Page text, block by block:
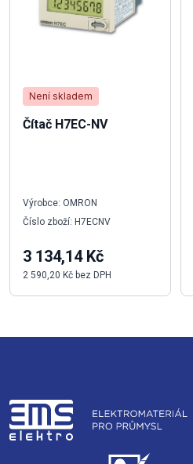
Není skladem
Čítač H7EC-NV
Výrobce: OMRON
Číslo zboží: H7ECNV
3 134,14 Kč
2 590,20 Kč bez DPH